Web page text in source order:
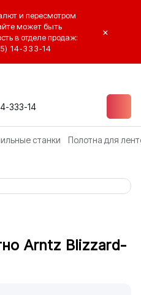
и пересмотром
может быть
в отделе продаж:
14‑333‑14
×
333-14
станки Полотна для
Arntz Blizzard-